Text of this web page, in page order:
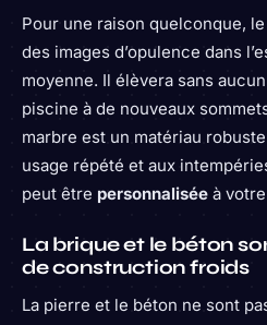
Pour une raison quelconque,
des images d’opulence dans
moyenne. Il élèvera sans
piscine à de nouveaux
marbre est un matériau
usage répété et aux
peut être personnalisée à
La brique et le béton
de construction froids
La pierre et le béton ne sont